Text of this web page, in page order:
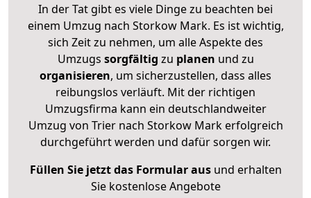
In der Tat gibt es viele Dinge zu beachten bei
einem Umzug nach Storkow Mark. Es ist wichtig,
sich Zeit zu nehmen, um alle Aspekte des
Umzugs sorgfältig zu planen und zu
organisieren, um sicherzustellen, dass alles
reibungslos verläuft. Mit der richtigen
Umzugsfirma kann ein deutschlandweiter
Umzug von Trier nach Storkow Mark erfolgreich
durchgeführt werden und dafür sorgen wir.
Füllen Sie jetzt das Formular ausund erhalten
Sie kostenlose Angebote